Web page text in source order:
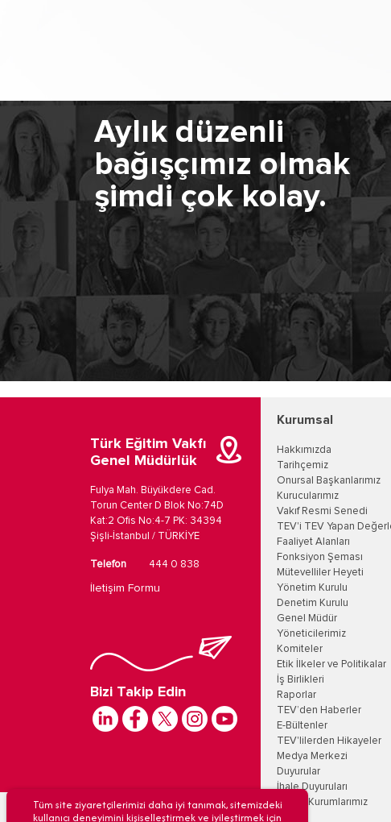
Aylık düzenli
bağışçımız olmak
şimdi çok kolay.
Türk Eğitim Vakfı
Genel Müdürlük
Fulya Mah. Büyükdere Cad.
Torun Center D Blok No:74D
Kat:2 Ofis No:4-7 PK: 34394
Şişli-İstanbul / TÜRKİYE
Telefon 444 0 838
İletişim Formu
Bizi Takip Edin
Kurumsal
Hakkımızda
Tarihçemiz
Onursal Başkanlarımız
Kurucularımız
Vakıf Resmi Senedi
TEV'i TEV Yapan
Faaliyet Alanları
Fonksiyon Şeması
Mütevelliler Heyeti
Yönetim Kurulu
Denetim Kurulu
Genel Müdür
Yöneticilerimiz
Komiteler
Etik İlkeler ve Politikalar
İş Birlikleri
Raporlar
TEV’den Haberler
E-Bültenler
TEV'lilerden Hikayeler
Medya Merkezi
Duyurular
İhale Duyuruları
Eğitim Kurumlarımız
Tüm site ziyaretçilerimizi daha iyi tanımak, sitemizdeki
kullanıcı deneyimini kişiselleştirmek ve iyileştirmek için